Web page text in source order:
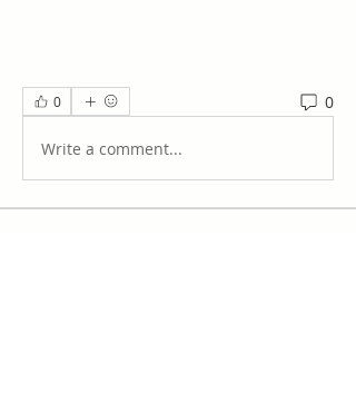
0 0
Write a comment...